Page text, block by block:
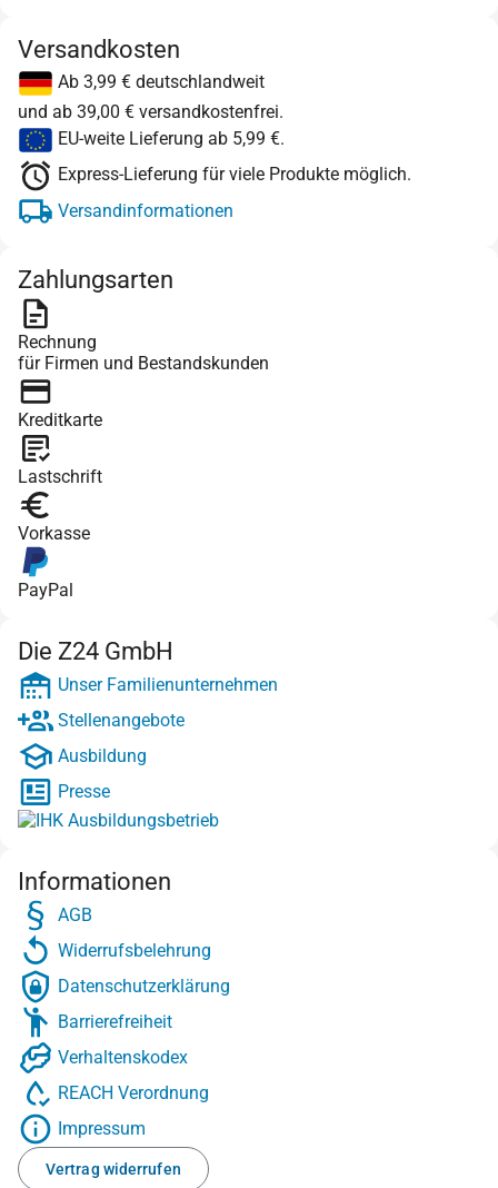
Versandkosten
Ab 3,99 € deutschlandweit
und ab 39,00 € versandkostenfrei.
EU-weite Lieferung ab 5,99 €.
Express-Lieferung für viele Produkte möglich.
Versandinformationen
Zahlungsarten
Rechnung
für Firmen und Bestandskunden
Kreditkarte
Lastschrift
Vorkasse
PayPal
Die Z24 GmbH
Unser Familienunternehmen
Stellenangebote
Ausbildung
Presse
Informationen
AGB
Widerrufsbelehrung
Datenschutzerklärung
Barrierefreiheit
Verhaltenskodex
REACH Verordnung
Impressum
Vertrag widerrufen